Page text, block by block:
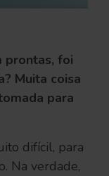
prontas, foi
Muita coisa
para
difícil, para
Na verdade,